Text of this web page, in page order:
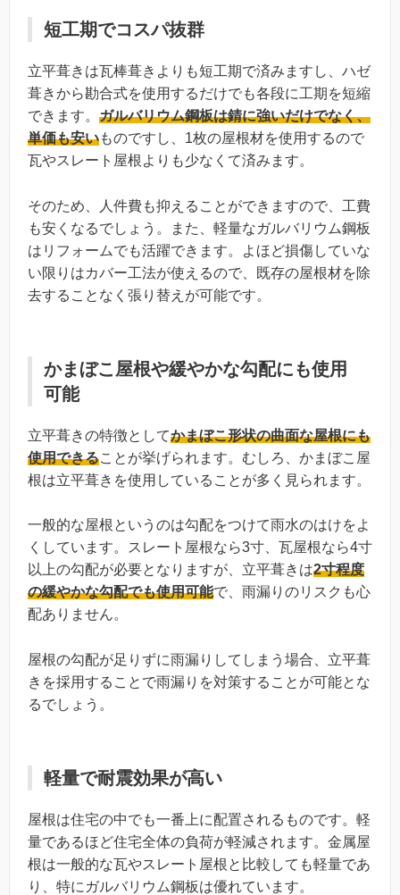
短工期でコスパ抜群
立平葺きは瓦棒葺きよりも短工期で済みますし、ハゼ
葺きから勘合式を使用するだけでも各段に工期を短縮
できます。 ガルバリウム鋼板は錆に強いだけでなく、
単価も安いものですし、1枚の屋根材を使用するので
瓦やスレート屋根よりも少なくて済みます。
そのため、人件費も抑えることができますので、工費
も安くなるでしょう。また、軽量なガルバリウム鋼板
はリフォームでも活躍できます。よほど損傷していな
い限りはカバー工法が使えるので、既存の屋根材を除
去することなく張り替えが可能です。
かまぼこ屋根や緩やかな勾配にも使用
可能
立平葺きの特徴としてかまぼこ形状の曲面な屋根にも
使用できることが挙げられます。むしろ、かまぼこ屋
根は立平葺きを使用していることが多く見られます。
一般的な屋根というのは勾配をつけて雨水のはけをよ
くしています。スレート屋根なら3寸、瓦屋根なら4寸
以上の勾配が必要となりますが、立平葺きは2寸程度
の緩やかな勾配でも使用可能で、雨漏りのリスクも心
配ありません。
屋根の勾配が足りずに雨漏りしてしまう場合、立平葺
きを採用することで雨漏りを対策することが可能とな
るでしょう。
軽量で耐震効果が高い
屋根は住宅の中でも一番上に配置されるものです。軽
量であるほど住宅全体の負荷が軽減されます。金属屋
根は一般的な瓦やスレート屋根と比較しても軽量であ
り、特にガルバリウム鋼板は優れています。